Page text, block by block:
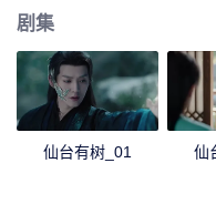
剧集
仙台有树_01 仙